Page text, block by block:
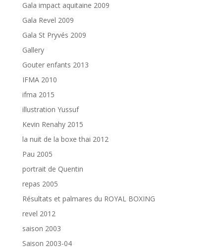
Gala impact aquitaine 2009
Gala Revel 2009
Gala St Pryvés 2009
Gallery
Gouter enfants 2013
IFMA 2010
ifma 2015
illustration Yussuf
Kevin Renahy 2015
la nuit de la boxe thai 2012
Pau 2005
portrait de Quentin
repas 2005
Résultats et palmares du ROYAL BOXING
revel 2012
saison 2003
Saison 2003-04